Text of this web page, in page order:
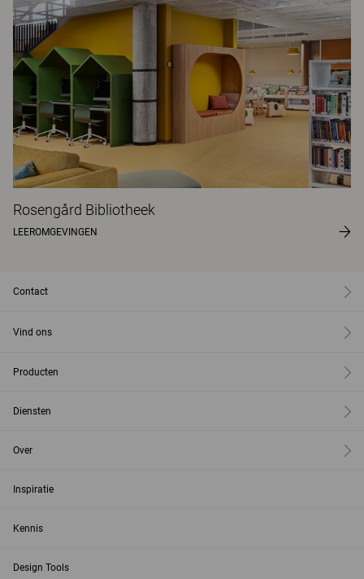
Rosengård Bibliotheek
LEEROMGEVINGEN
Contact
Vind ons
Producten
Diensten
Over
Inspiratie
Kennis
Design Tools